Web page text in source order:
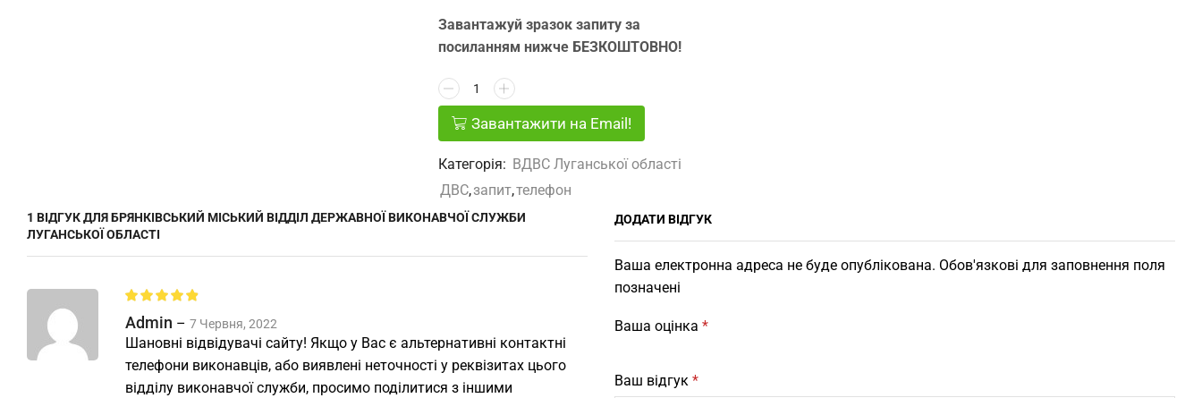
Завантажуй зразок запиту за
посиланням нижче БЕЗКОШТОВНО!
Завантажити на Email!
Категорія: ВДВС Луганської області
ДВС,запит,телефон
1 ВІДГУК ДЛЯБРЯНКІВСЬКИЙ МІСЬКИЙ ВІДДІЛ ДЕРЖАВНОЇ ВИКОНАВЧОЇ СЛУЖБИ
ЛУГАНСЬКОЇ ОБЛАСТІ
Admin – 7 Червня, 2022
Шановні відвідувачі сайту! Якщо у Вас є альтернативні контактні
телефони виконавців, або виявлені неточності у реквізитах цього
відділу виконавчої служби, просимо поділитися з іншими
ДОДАТИ ВІДГУК
Ваша електронна адреса не буде опублікована. Обов'язкові для заповнення поля
позначені
Ваша оцінка *
Ваш відгук *